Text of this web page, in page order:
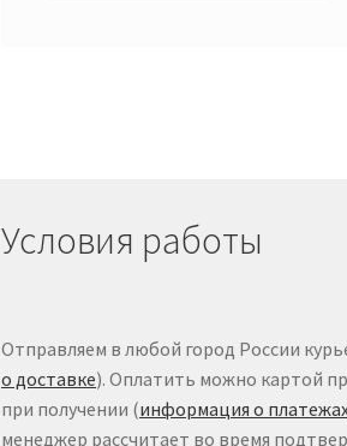
Условия работы
Отправляем в любой город России
о доставке). Оплатить можно картой
при получении (информация о
менеджер рассчитает во время